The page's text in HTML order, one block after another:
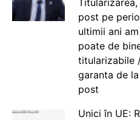
post pe
ultimii ani
poate de
titularizabile
garanta de
post
Unici în UE: